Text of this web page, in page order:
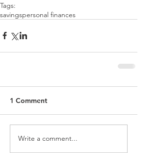
Tags:
savingspersonal finances
1 Comment
Write a comment...